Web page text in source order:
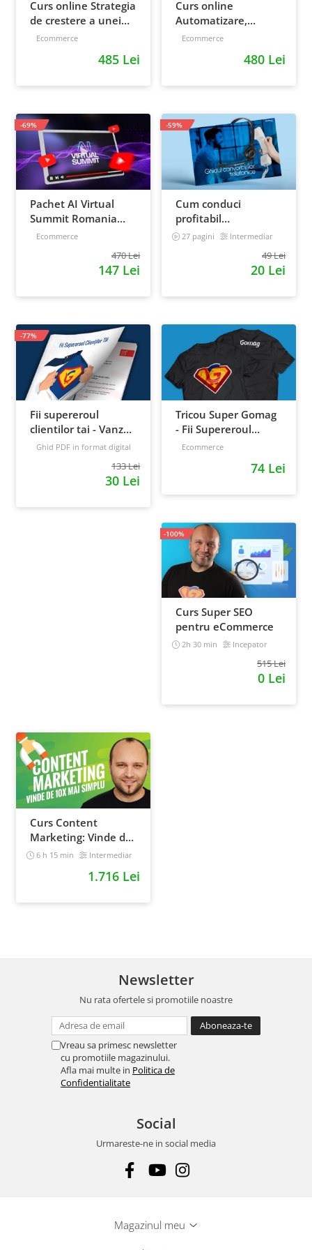
Curs online Strategia
de crestere a unei
afaceri - de la idee, la
Ecommerce
485 Lei
Curs online
Automatizare,
scalare si loializare:
strategia de business
Ecommerce
480 Lei
Pachet AI Virtual
Summit Romania
2026: inregistrari +
Ecommerce
470 Lei
147 Lei
-69%
Cum conduci
profitabil
convorbirile
27 pagini Intermediar
49 Lei
20 Lei
-59%
Fii supereroul
clientilor tai - Vanzari
pe pilot automat
Ghid PDF in format digital
133 Lei
30 Lei
-77%
Tricou Super Gomag
- Fii Supereroul
Clientilor Tai
Ecommerce
74 Lei
Curs Super SEO
pentru eCommerce
2h 30 min Incepator
515 Lei
0 Lei
-100%
Curs Content
Marketing: Vinde de
10x mai simplu
6 h 15 min Intermediar
1.716 Lei
Newsletter
Nu rata ofertele si promotiile noastre
Vreau sa primesc newsletter
cu promotiile magazinului.
Afla mai multe in Politica de
Confidentialitate
Social
Urmareste-ne in social media
Magazinul meu